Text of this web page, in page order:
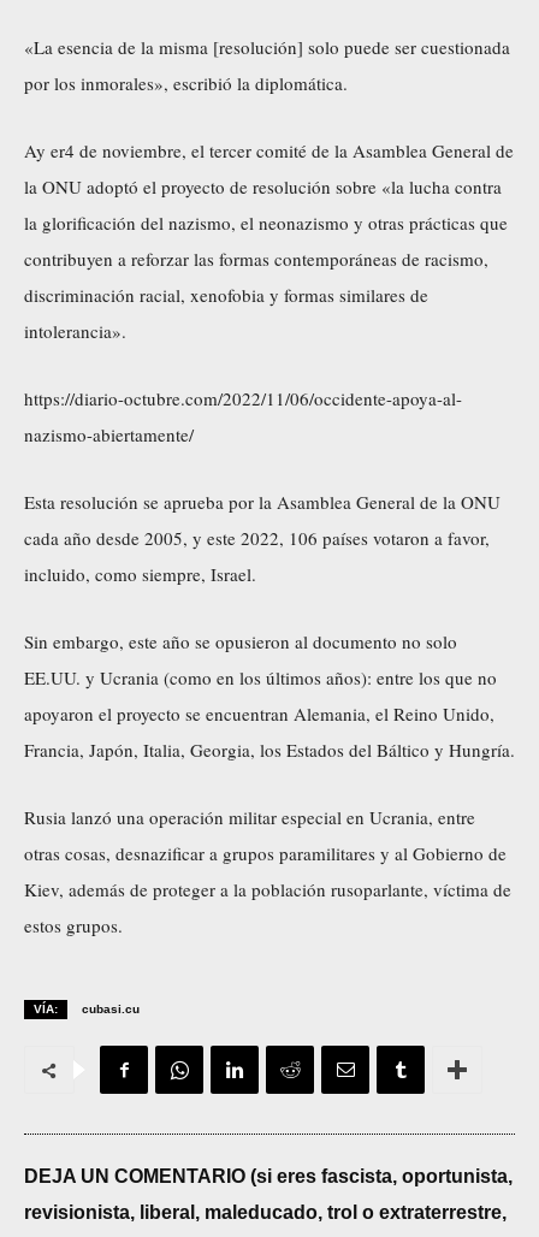
«La esencia de la misma [resolución] solo puede ser cuestionada
por los inmorales», escribió la diplomática.
Ay er4 de noviembre, el tercer comité de la Asamblea General de
la ONU adoptó el proyecto de resolución sobre «la lucha contra
la glorificación del nazismo, el neonazismo y otras prácticas que
contribuyen a reforzar las formas contemporáneas de racismo,
discriminación racial, xenofobia y formas similares de
intolerancia».
https://diario-octubre.com/2022/11/06/occidente-apoya-al-
nazismo-abiertamente/
Esta resolución se aprueba por la Asamblea General de la ONU
cada año desde 2005, y este 2022, 106 países votaron a favor,
incluido, como siempre, Israel.
Sin embargo, este año se opusieron al documento no solo
EE.UU. y Ucrania (como en los últimos años): entre los que no
apoyaron el proyecto se encuentran Alemania, el Reino Unido,
Francia, Japón, Italia, Georgia, los Estados del Báltico y Hungría.
Rusia lanzó una operación militar especial en Ucrania, entre
otras cosas, desnazificar a grupos paramilitares y al Gobierno de
Kiev, además de proteger a la población rusoparlante, víctima de
estos grupos.
VÍA: cubasi.cu
DEJA UN COMENTARIO (si eres fascista, oportunista,
revisionista, liberal, maleducado, trol o extraterrestre,